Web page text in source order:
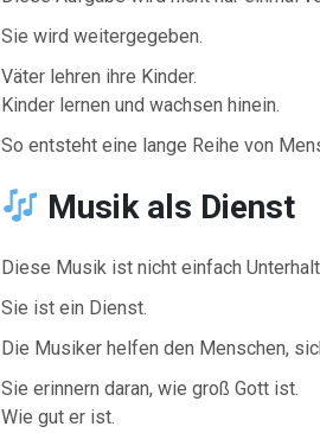
Sie wird weitergegeben.
Väter lehren ihre Kinder.
Kinder lernen und wachsen hinein.
So entsteht eine lange Reihe von
Musik als Dienst
Diese Musik ist nicht einfach
Sie ist ein Dienst.
Die Musiker helfen den Menschen,
Sie erinnern daran, wie groß Gott ist.
Wie gut er ist.